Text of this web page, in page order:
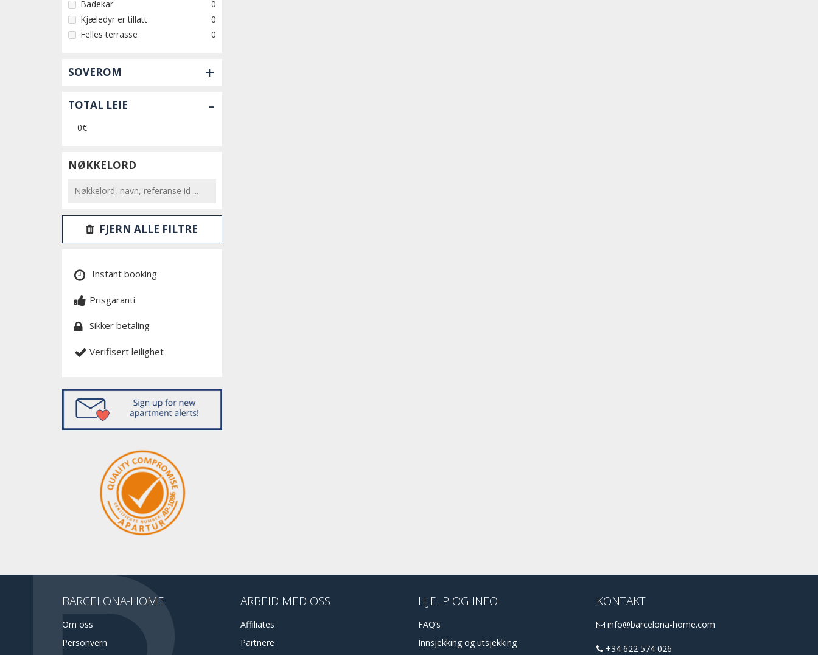
Badekar
0
Kjæledyr er tillatt
0
Felles terrasse
0
SOVEROM +
TOTAL LEIE -
0€
NØKKELORD
FJERN ALLE FILTRE
Instant booking
Prisgaranti
Sikker betaling
Verifisert leilighet
BARCELONA-HOME
Om oss
Personvern
ARBEID MED OSS
Affiliates
Partnere
HJELP OG INFO
FAQ’s
Innsjekking og utsjekking
KONTAKT
info@barcelona-home.com
+34 622 574 026